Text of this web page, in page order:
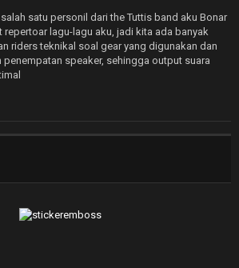
salah satu personil dari the Tuttis band aku Bonar
repertoar lagu-lagu aku, jadi kita ada banyak
riders teknikal soal gear yang digunakan dan
penempatan speaker, sehingga output suara